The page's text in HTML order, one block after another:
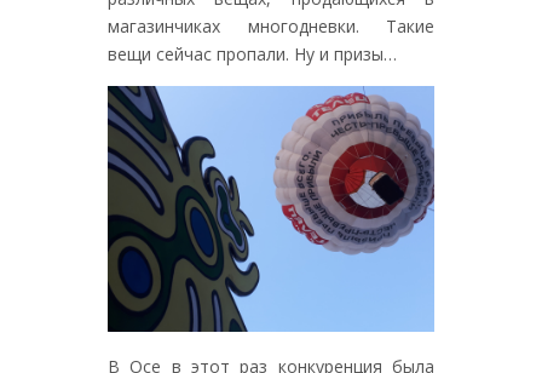
магазинчиках многодневки. Такие
вещи сейчас пропали. Ну и призы…
В Осе в этот раз конкуренция была